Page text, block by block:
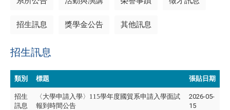
招生訊息 獎學金公告 其他訊息
招生訊息
類別 標題 張貼日期
招生
訊息
〈大學申請入學〉115學年度國貿系申請入學面試
報到時間公告
2026-05-
15